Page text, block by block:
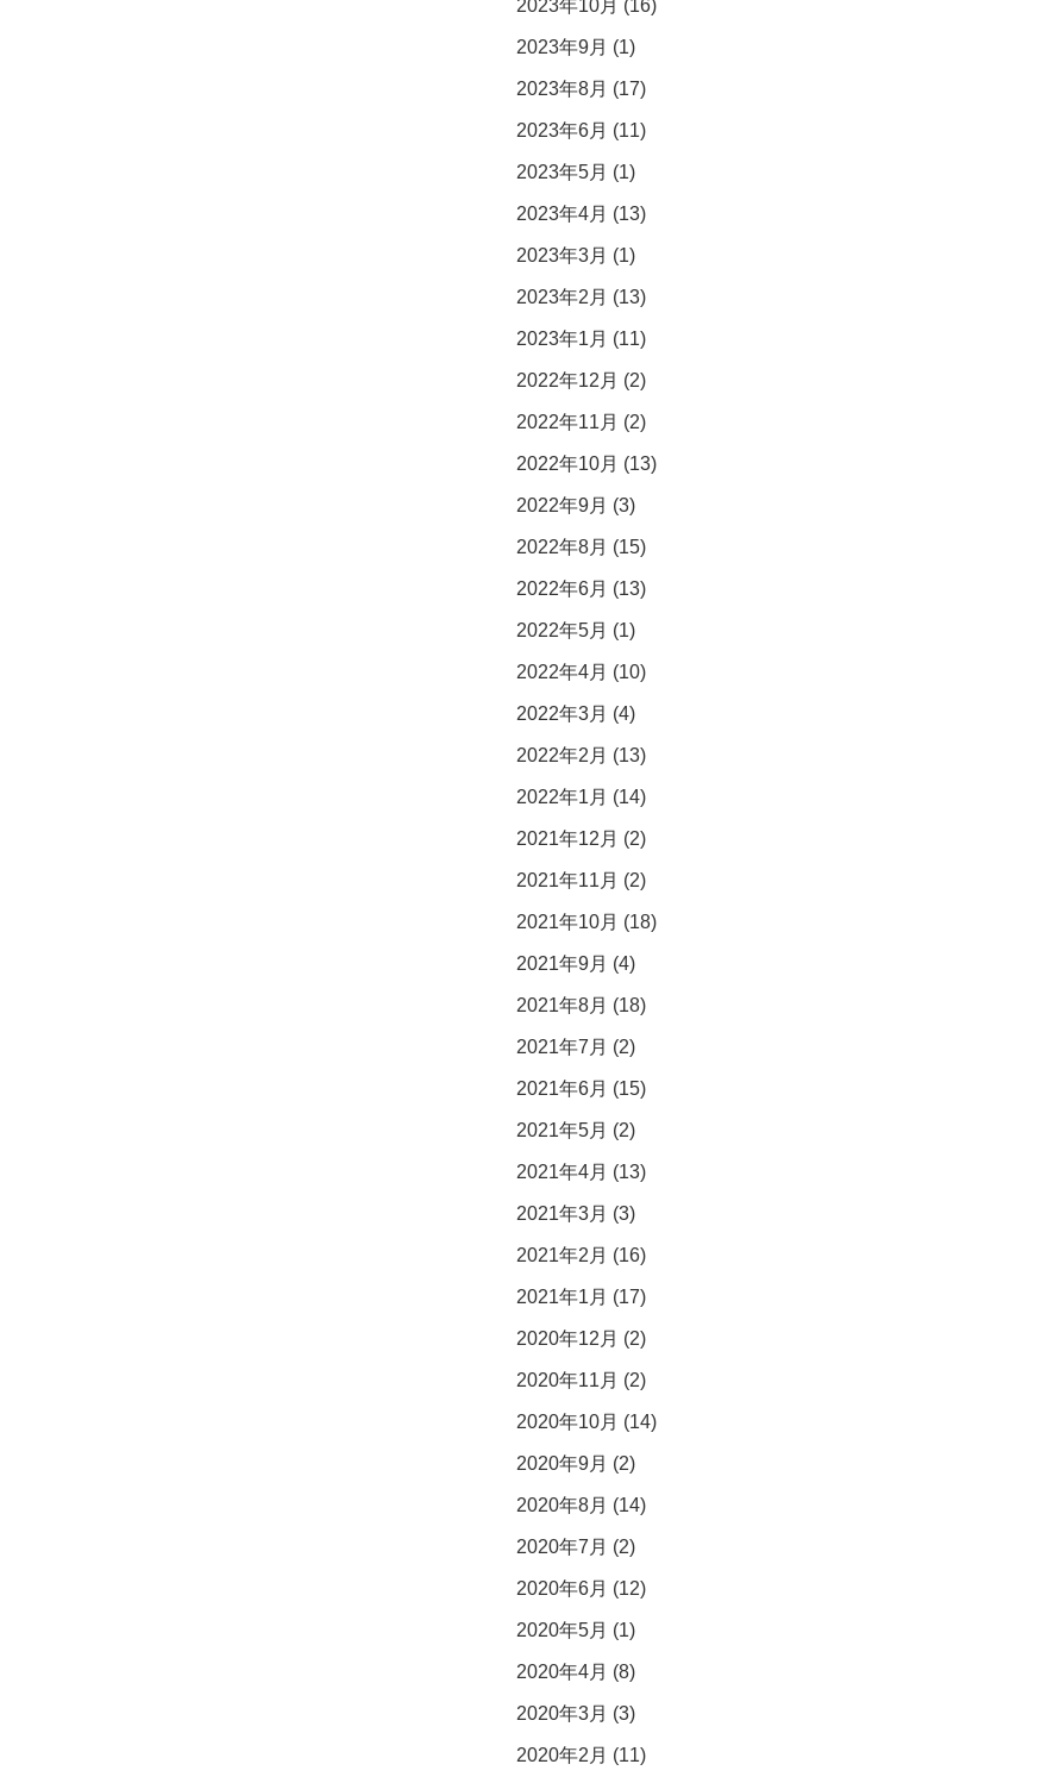
2023年10月 (16)
2023年9月 (1)
2023年8月 (17)
2023年6月 (11)
2023年5月 (1)
2023年4月 (13)
2023年3月 (1)
2023年2月 (13)
2023年1月 (11)
2022年12月 (2)
2022年11月 (2)
2022年10月 (13)
2022年9月 (3)
2022年8月 (15)
2022年6月 (13)
2022年5月 (1)
2022年4月 (10)
2022年3月 (4)
2022年2月 (13)
2022年1月 (14)
2021年12月 (2)
2021年11月 (2)
2021年10月 (18)
2021年9月 (4)
2021年8月 (18)
2021年7月 (2)
2021年6月 (15)
2021年5月 (2)
2021年4月 (13)
2021年3月 (3)
2021年2月 (16)
2021年1月 (17)
2020年12月 (2)
2020年11月 (2)
2020年10月 (14)
2020年9月 (2)
2020年8月 (14)
2020年7月 (2)
2020年6月 (12)
2020年5月 (1)
2020年4月 (8)
2020年3月 (3)
2020年2月 (11)